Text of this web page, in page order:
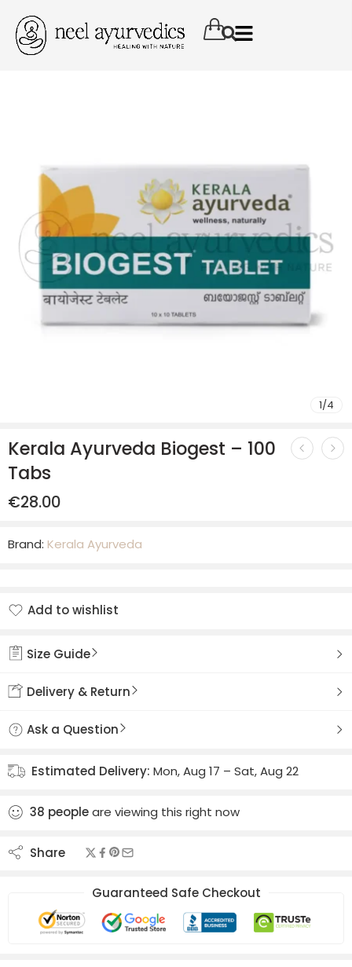
1/4
Kerala Ayurveda Biogest – 100
Tabs
€28.00
Brand: Kerala Ayurveda
Add to wishlist
Size Guide
Delivery & Return
Ask a Question
Estimated Delivery: Mon, Aug 17 – Sat, Aug 22
38 peopleare viewing this right now
Share
Guaranteed Safe Checkout